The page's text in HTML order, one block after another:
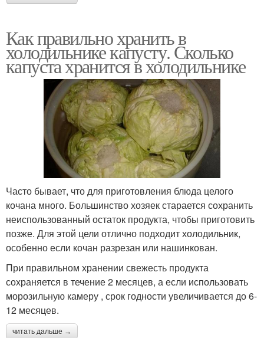
Как правильно хранить в
холодильнике капусту. Сколько
капуста хранится в холодильнике
Часто бывает, что для приготовления блюда целого
кочана много. Большинство хозяек старается сохранить
неиспользованный остаток продукта, чтобы приготовить
позже. Для этой цели отлично подходит холодильник,
особенно если кочан разрезан или нашинкован.
При правильном хранении свежесть продукта
сохраняется в течение 2 месяцев, а если использовать
морозильную камеру , срок годности увеличивается до 6-
12 месяцев.
читать дальше →